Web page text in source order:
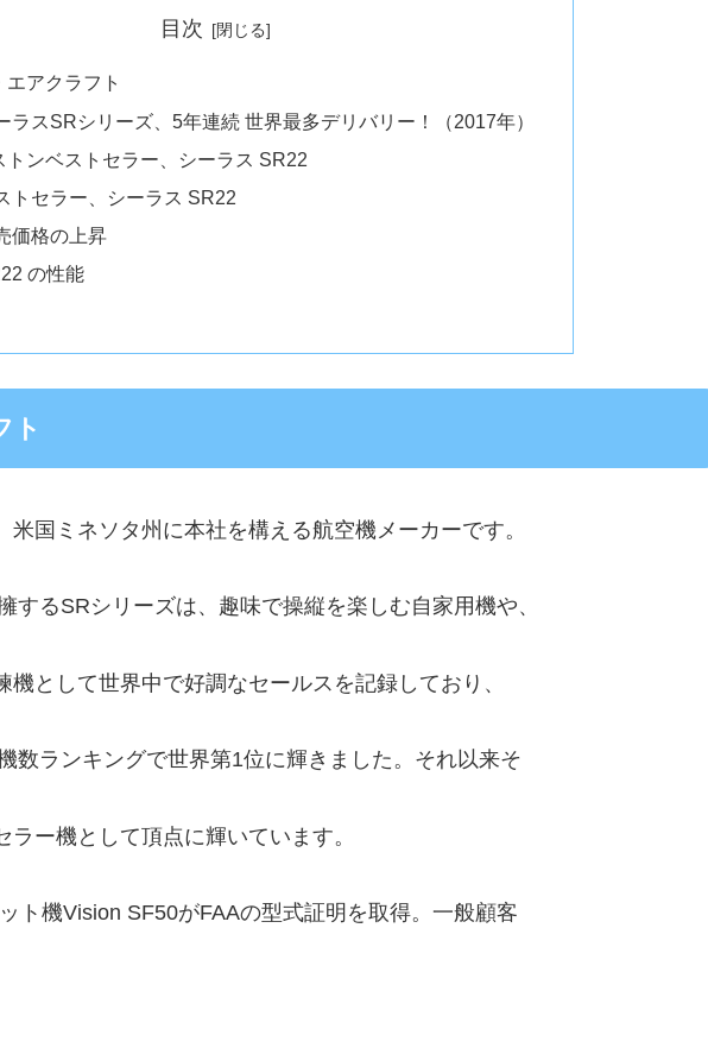
目次
エアクラフト
ラスSRシリーズ、5年連続 世界最多デリバリー！（2017年）
トンベストセラー、シーラス SR22
トセラー、シーラス SR22
価格の上昇
の性能
ト
国ミネソタ州に本社を構える航空機メーカーです。
するSRシリーズは、趣味で操縦を楽しむ自家用機や、
として世界中で好調なセールスを記録しており、
数ランキングで世界第1位に輝きました。それ以来そ
ー機として頂点に輝いています。
ト機Vision SF50がFAAの型式証明を取得。一般顧客